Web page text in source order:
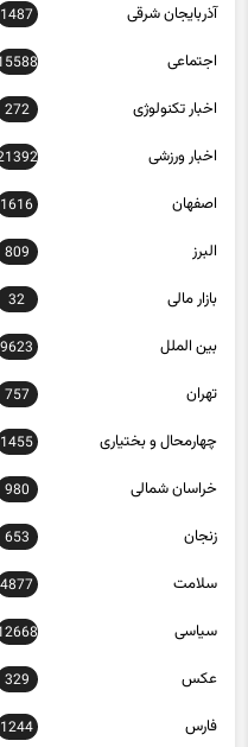
آذربایجان شرقی 1487
اجتماعی
اخبار تکنولوژی 272
اخبار ورزشی
اصفهان 1616
البرز 809
بازار مالی 32
بین الملل 9623
تهران 757
چهارمحال و بختیاری 1455
خراسان شمالی 980
زنجان 653
سلامت 4877
سیاسی
عکس 329
فارس 1244